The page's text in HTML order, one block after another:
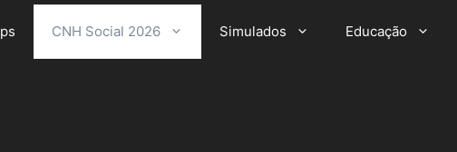
CNH Social 2026 Simulados Educação